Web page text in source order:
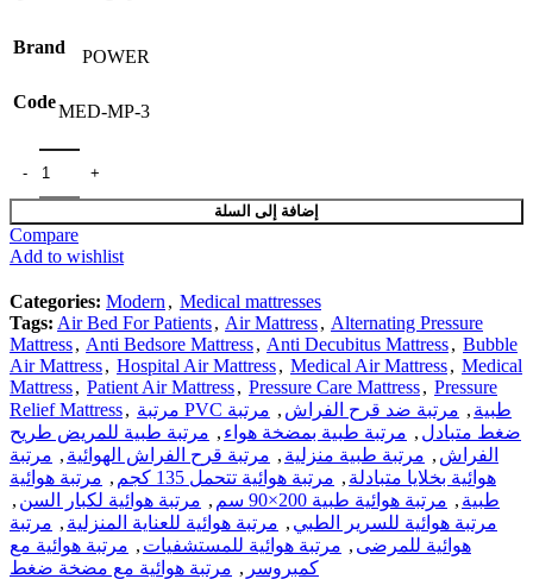
Brand POWER
CodeMED-MP-3
إضافة إلى السلة
Compare
Add to wishlist
Categories: Modern , Medical mattresses
Tags: Air Bed For Patients, Air Mattress, Alternating Pressure
Mattress, Anti Bedsore Mattress, Anti Decubitus Mattress, Bubble
Air Mattress, Hospital Air Mattress, Medical Air Mattress, Medical
Mattress, Patient Air Mattress, Pressure Care Mattress, Pressure
Relief Mattress, مرتبة PVC طبية , مرتبة ضد قرح الفراش , مرتبة
ضغط متبادل , مرتبة طبية بمضخة هواء , مرتبة طبية للمريض طريح
الفراش , مرتبة طبية منزلية , مرتبة قرح الفراش الهوائية , مرتبة
هوائية بخلايا متبادلة , مرتبة هوائية تتحمل 135 كجم , مرتبة هوائية
طبية , مرتبة هوائية طبية 200×90 سم , مرتبة هوائية لكبار السن ,
مرتبة هوائية للسرير الطبي , مرتبة هوائية للعناية المنزلية , مرتبة
هوائية للمرضى , مرتبة هوائية للمستشفيات , مرتبة هوائية مع
كمبروسر , مرتبة هوائية مع مضخة ضغط